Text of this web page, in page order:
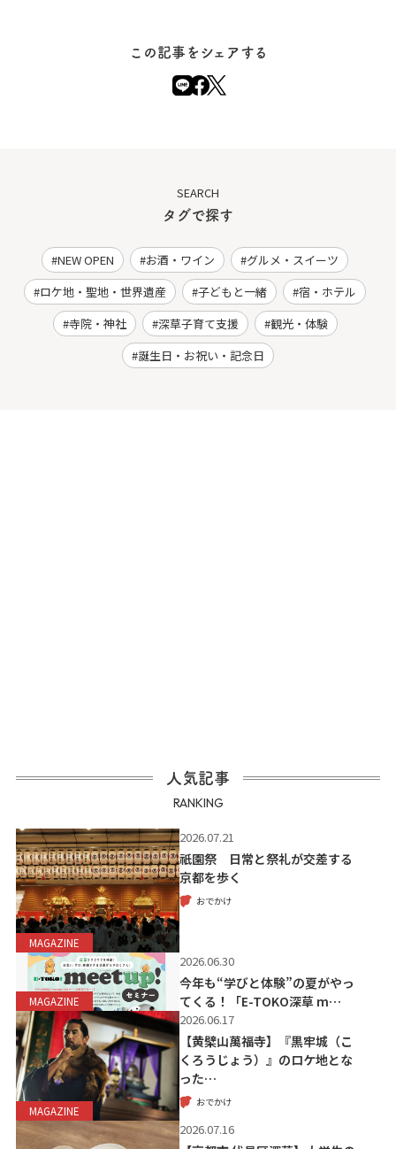
この記事をシェアする
SEARCH
タグで探す
NEW OPEN お酒・ワイン
グルメ・スイーツ
ロケ地・聖地・世界遺産
子どもと一緒
宿・ホテル
寺院・神社
深草子育て支援
観光・体験
誕生日・お祝い・記念日
人気記事
RANKING
MAGAZINE
2026.07.21
祇園祭 日常と祭礼が交差する
京都を歩く
おでかけ
MAGAZINE
2026.06.30
今年も“学びと体験”の夏がやっ
てくる！「E-TOKO深草 m…
MAGAZINE
2026.06.17
【黄檗山萬福寺】『黒牢城（こ
くろうじょう）』のロケ地とな
った…
おでかけ
2026.07.16